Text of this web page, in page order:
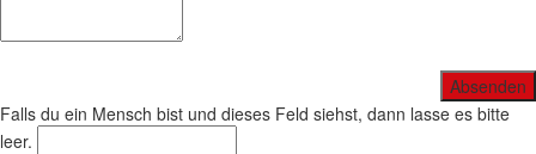
Falls du ein Mensch bist und dieses Feld siehst, dann lasse es bitte
leer.